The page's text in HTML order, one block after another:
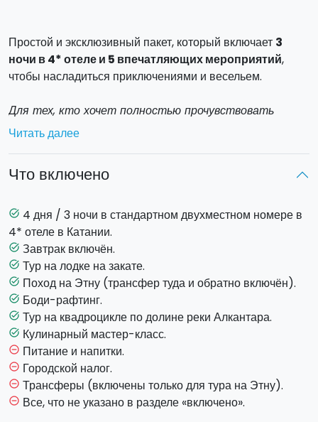
Простой и эксклюзивный пакет, который включает 3
ночи в 4* отеле и 5 впечатляющих мероприятий,
чтобы насладиться приключениями и весельем.
Для тех, кто хочет полностью прочувствовать
Сицилию и стать главным героем захватывающих
адреналиновых впечатлений, воспользуйтесь нашим
Катании!
Вот программа:
ДЕНЬ 1
Заезд в 4* отель и размещение в двухместном номере.
Тур на лодке на закате с аперитивом на борту.
ДЕНЬ 2
Завтрак в отеле.
Встреча в отеле и трансфер к приюту Сапиенца для
одного из самых интересных походов на самый высокий
вулкан Европы, с подъемом до отметки 3000 м.
Читать далее
Что включено
task_alt 4 дня / 3 ночи в стандартном двухместном номере в
4* отеле в Катании.
task_alt Завтрак включён.
task_alt Тур на лодке на закате.
task_alt Поход на Этну (трансфер туда и обратно включён).
task_alt Боди-рафтинг.
task_alt Тур на квадроцикле по долине реки Алкантара.
task_alt Кулинарный мастер-класс.
remove_circle_outline Питание и напитки.
remove_circle_outline Городской налог.
remove_circle_outline Трансферы (включены только для тура на Этну).
remove_circle_outline Все, что не указано в разделе «включено».